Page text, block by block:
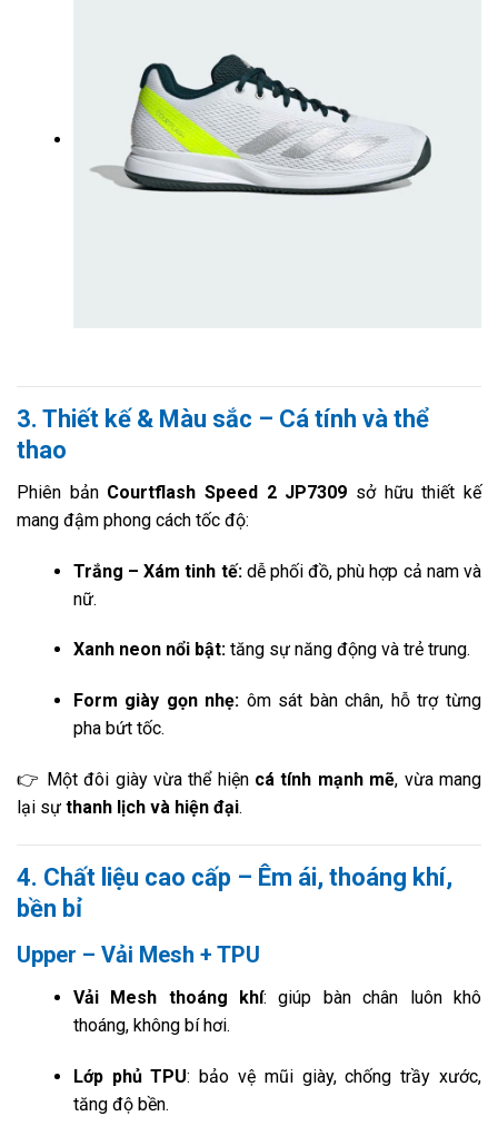
3. Thiết kế & Màu sắc – Cá tính và thể
thao
Phiên bản Courtflash Speed 2 JP7309 sở hữu thiết kế
mang đậm phong cách tốc độ:
Trắng – Xám tinh tế:dễ phối đồ, phù hợp cả nam và
nữ.
Xanh neon nổi bật:tăng sự năng động và trẻ trung.
Form giày gọn nhẹ: ôm sát bàn chân, hỗ trợ từng
pha bứt tốc.
👉 Một đôi giày vừa thể hiện cá tính mạnh mẽ, vừa mang
lại sự thanh lịch và hiện đại.
4. Chất liệu cao cấp – Êm ái, thoáng khí,
bền bỉ
Upper – Vải Mesh + TPU
Vải Mesh thoáng khí: giúp bàn chân luôn khô
thoáng, không bí hơi.
Lớp phủ TPU: bảo vệ mũi giày, chống trầy xước,
tăng độ bền.